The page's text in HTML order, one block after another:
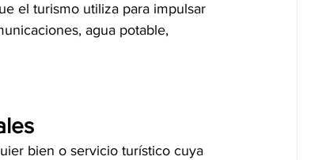
el turismo utiliza para impulsar
agua potable,
bien o servicio turístico cuya